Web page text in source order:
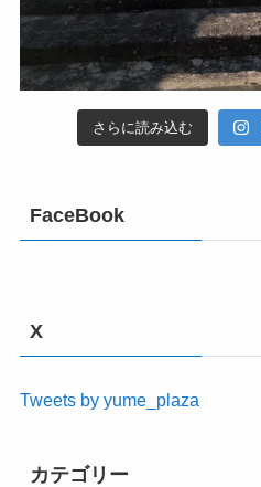
さらに読み込む
FaceBook
X
Tweets by yume_plaza
カテゴリー